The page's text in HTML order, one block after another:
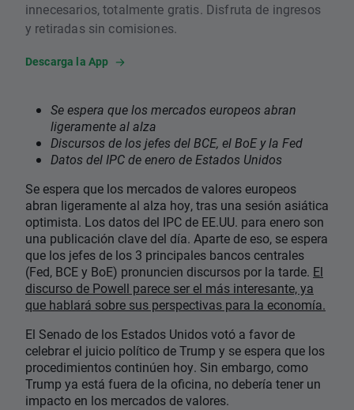
innecesarios, totalmente gratis. Disfruta de ingresos
y retiradas sin comisiones.
Descarga la App
Se espera que los mercados europeos abran
ligeramente al alza
Discursos de los jefes del BCE, el BoE y la Fed
Datos del IPC de enero de Estados Unidos
Se espera que los mercados de valores europeos
abran ligeramente al alza hoy, tras una sesión asiática
optimista. Los datos del IPC de EE.UU. para enero son
una publicación clave del día. Aparte de eso, se espera
que los jefes de los 3 principales bancos centrales
(Fed, BCE y BoE) pronuncien discursos por la tarde. El
discurso de Powell parece ser el más interesante, ya
que hablará sobre sus perspectivas para la economía.
El Senado de los Estados Unidos votó a favor de
celebrar el juicio político de Trump y se espera que los
procedimientos continúen hoy. Sin embargo, como
Trump ya está fuera de la oficina, no debería tener un
impacto en los mercados de valores.